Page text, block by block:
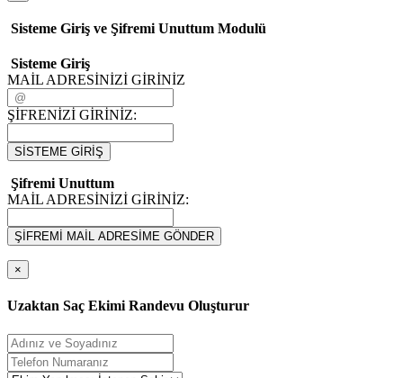
Sisteme Giriş ve Şifremi Unuttum Modulü
Sisteme Giriş
MAİL ADRESİNİZİ GİRİNİZ
ŞİFRENİZİ GİRİNİZ:
SİSTEME GİRİŞ
Şifremi Unuttum
MAİL ADRESİNİZİ GİRİNİZ:
ŞİFREMİ MAİL ADRESİME GÖNDER
×
Uzaktan Saç Ekimi Randevu Oluşturur